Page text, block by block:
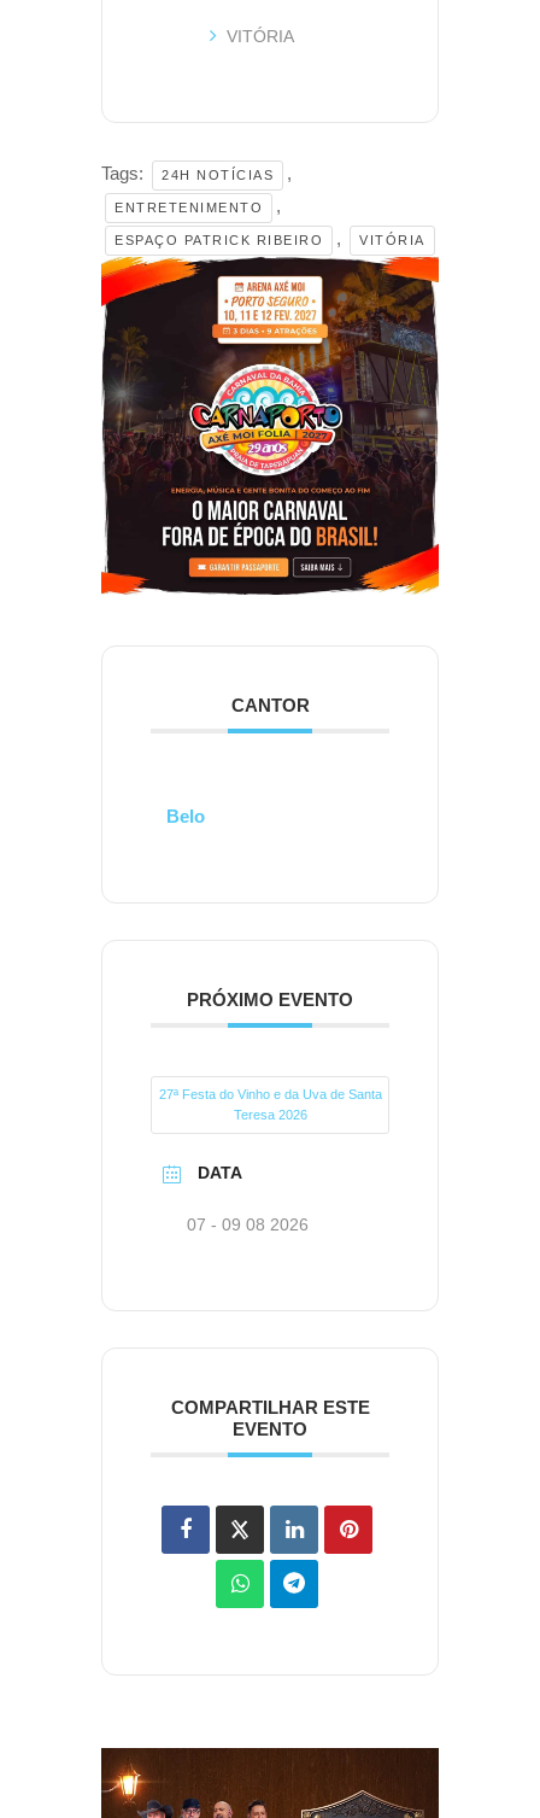
VITÓRIA
Tags: 24H NOTÍCIAS ,
ENTRETENIMENTO ,
ESPAÇO PATRICK RIBEIRO , VITÓRIA
CANTOR
Belo
PRÓXIMO EVENTO
27ª Festa do Vinho e da Uva de Santa
Teresa 2026
DATA
07 - 09 08 2026
COMPARTILHAR ESTE
EVENTO